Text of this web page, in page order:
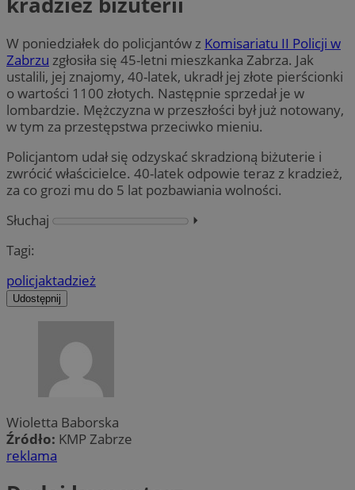
W poniedziałek do policjantów z Komisariatu II Policji w
Zabrzu zgłosiła się 45-letni mieszkanka Zabrza. Jak
ustalili, jej znajomy, 40-latek, ukradł jej złote pierścionki
o wartości 1100 złotych. Następnie sprzedał je w
lombardzie. Mężczyzna w przeszłości był już notowany,
w tym za przestępstwa przeciwko mieniu.
Policjantom udał się odzyskać skradzioną biżuterie i
zwrócić właścicielce. 40-latek odpowie teraz z kradzież,
za co grozi mu do 5 lat pozbawiania wolności.
Słuchaj
⏵︎
Tagi:
policjaktadzież
Udostępnij
Wioletta Baborska
Źródło: KMP Zabrze
reklama